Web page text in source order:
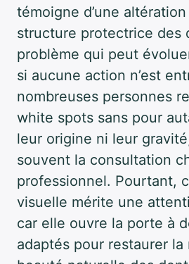
témoigne d’une
structure protectrice des
problème qui peut
si aucune action n’est
nombreuses personnes
white spots sans pour
leur origine ni leur
souvent la consultation
professionnel. Pourtant,
visuelle mérite une
car elle ouvre la porte à
adaptés pour restaurer